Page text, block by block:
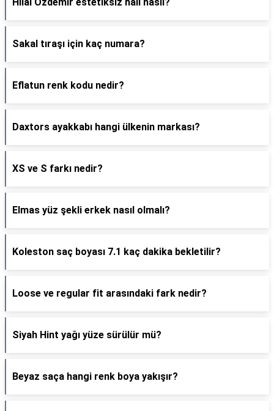
Sakal tıraşı için kaç numara?
Eflatun renk kodu nedir?
Daxtors ayakkabı hangi ülkenin markası?
XS ve S farkı nedir?
Elmas yüz şekli erkek nasıl olmalı?
Koleston saç boyası 7.1 kaç dakika bekletilir?
Loose ve regular fit arasındaki fark nedir?
Siyah Hint yağı yüze sürülür mü?
Beyaz saça hangi renk boya yakışır?